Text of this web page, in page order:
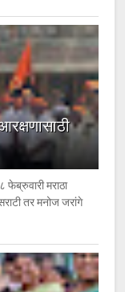
फेब्रुवारी मराठा
तर मनोज जरांगे